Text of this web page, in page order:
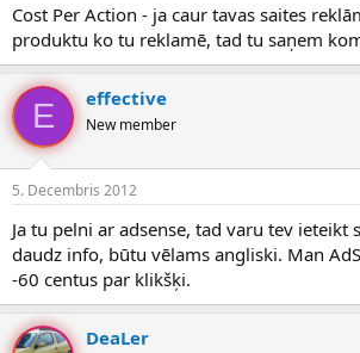
Cost Per Action - ja caur tavas saites
produktu ko tu reklamē, tad tu saņem
E effective
New member
5. Decembris 2012
Ja tu pelni ar adsense, tad varu tev ieteikt
daudz info, būtu vēlams angliski. Man
-60 centus par klikšķi.
DeaLer